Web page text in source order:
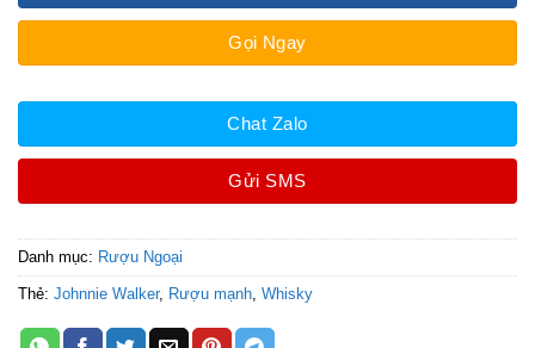
Gọi Ngay
Chat Zalo
Gửi SMS
Danh mục: Rượu Ngoại
Thẻ: Johnnie Walker, Rượu mạnh, Whisky